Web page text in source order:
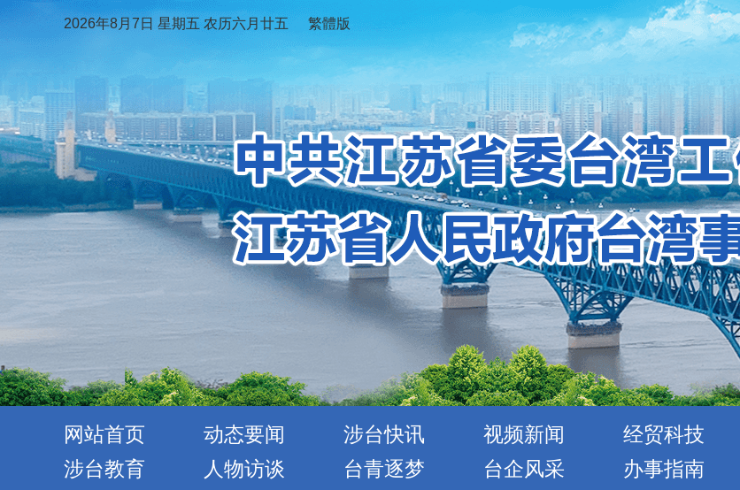
2026年8月7日 星期五 农历六月廿五 繁體版
网站首页 动态要闻 涉台快讯 视频新闻 经贸科技
涉台教育
人物访谈 台青逐梦 台企风采 办事指南